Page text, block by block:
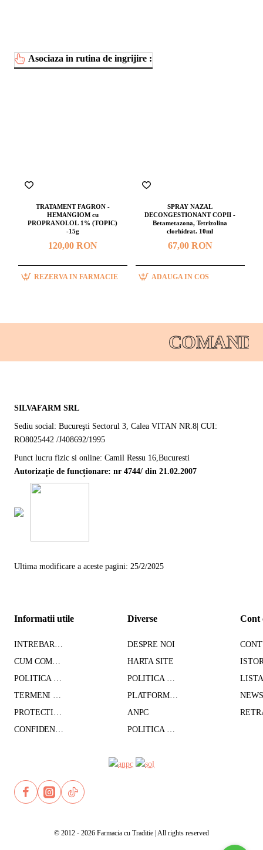
Asociaza in rutina de ingrijire :
TRATAMENT FAGRON -
HEMANGIOM cu
PROPRANOLOL 1% (TOPIC)
-15g
120,00 RON
REZERVA IN FARMACIE
SPRAY NAZAL
DECONGESTIONANT COPII -
Betametazona, Tetrizolina
clorhidrat. 10ml
67,00 RON
ADAUGA IN COS
SILVAFARM SRL
Sediu social: Bucureşti Sectorul 3, Calea VITAN NR.8| CUI:
RO8025442 /J408692/1995
Punct lucru fizic si online: Camil Ressu 16,Bucuresti
Autorizație de funcționare: nr 4744/ din 21.02.2007
Ultima modificare a aceste pagini: 25/2/2025
Informatii utile
INTREBARI FRECVENTE
CUM COMAND - TRANSPORT - PLATA
POLITICA DE CONFIDENTIALITATE
TERMENI SI CONDITII
PROTECTIA DATELOR CU CARACTER PERSONAL
CONFIDENTIALITATE GDPR
Diverse
DESPRE NOI
HARTA SITE
POLITICA DE RETUR
PLATFORMA SOL
ANPC
POLITICA DE COOKIES
Cont
© 2012 - 2026 Farmacia cu Traditie | All rights reserved